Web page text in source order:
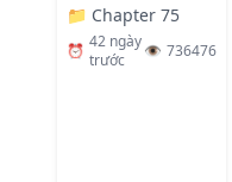
📁 Chapter 75
⏰ 42 ngày
trước
👁️ 736476